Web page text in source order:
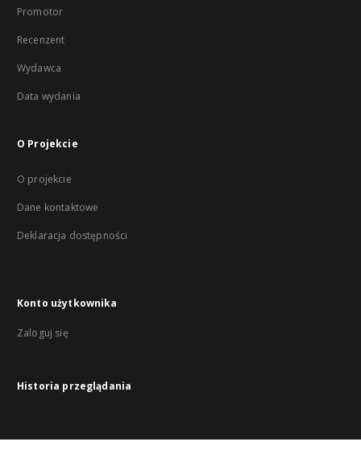
Promotor
Recenzent
Wydawca
Data wydania
O Projekcie
O projekcie
Dane kontaktowe
Deklaracja dostępności
Konto użytkownika
Zaloguj się
Historia przeglądania